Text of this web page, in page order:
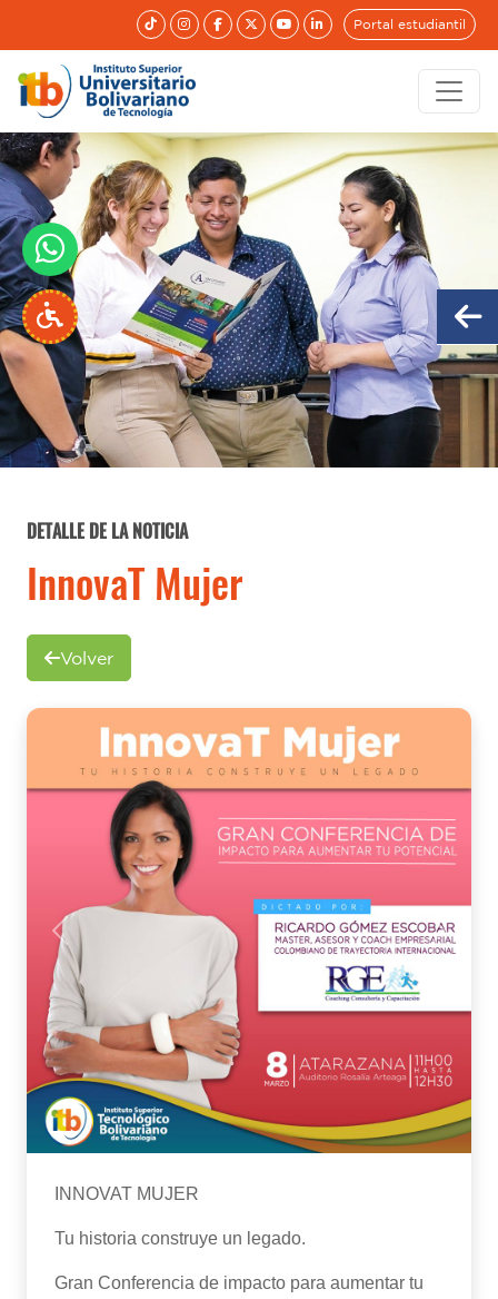
Portal estudiantil
DETALLE DE LA NOTICIA
InnovaT Mujer
Volver
Previous Next
INNOVAT MUJER
Tu historia construye un legado.
Gran Conferencia de impacto para aumentar tu